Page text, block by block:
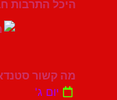
היכל התרבות חבל
מה קשור סטנדאפ
יום ג'